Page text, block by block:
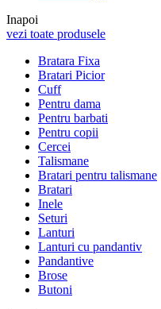
Inapoi
vezi toate produsele
Bratara Fixa
Bratari Picior
Cuff
Pentru dama
Pentru barbati
Pentru copii
Cercei
Talismane
Bratari pentru talismane
Bratari
Inele
Seturi
Lanturi
Lanturi cu pandantiv
Pandantive
Brose
Butoni